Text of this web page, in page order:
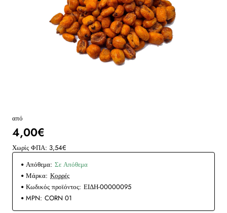
από
4,00€
Χωρίς ΦΠΑ: 3,54€
Απόθεμα: Σε Απόθεμα
Μάρκα: Κορρές
Κωδικός προϊόντος: ΕΙΔΗ-00000095
MPN: CORN 01